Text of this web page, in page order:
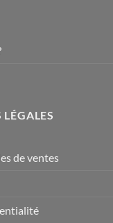
de ventes